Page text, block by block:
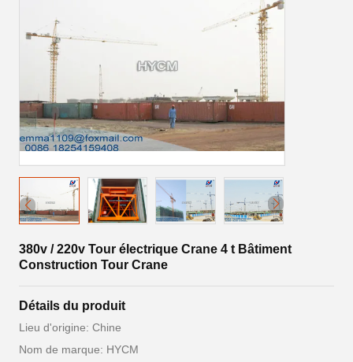
380v / 220v Tour électrique Crane 4 t Bâtiment
Construction Tour Crane
Détails du produit
Lieu d'origine: Chine
Nom de marque: HYCM